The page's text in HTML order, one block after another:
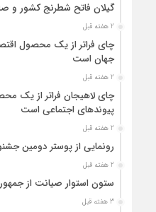
گیلان فاتح شطرنج کشور
2 هفته قبل
چای فراتر از یک محصول
جهان است
2 هفته قبل
چای لاهیجان فراتر از یک
پیوندهای اجتماعی است
2 هفته قبل
رونمایی از پوستر دومین
2 هفته قبل
ستون استوار صیانت از
3 هفته قبل